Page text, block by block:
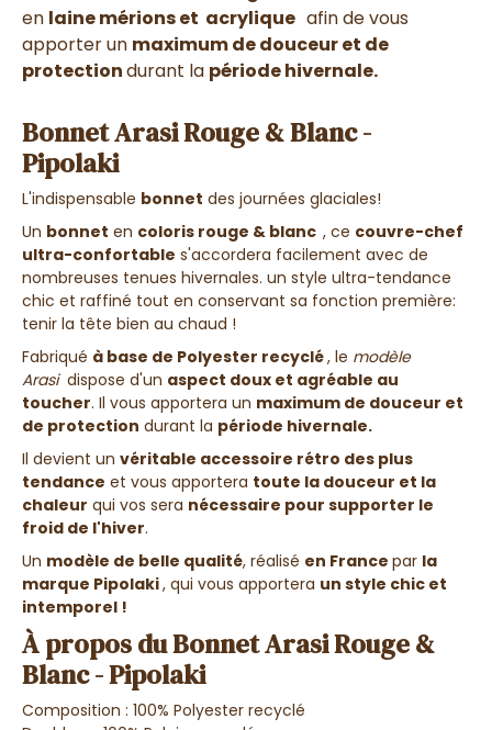
en laine mérions et acrylique afin de vous
apporter un maximum de douceur et de
protectiondurant la période hivernale.
Bonnet Arasi Rouge & Blanc -
Pipolaki
L'indispensable bonnet des journées glaciales!
Un bonnet en coloris rouge & blanc , ce couvre-chef
ultra-confortable s'accordera facilement avec de
nombreuses tenues hivernales. un style ultra-tendance
chic et raffiné tout en conservant sa fonction première:
tenir la tête bien au chaud !
Fabriqué à base de Polyester recyclé, le modèle
Arasi dispose d'un aspect doux et agréable au
toucher. Il vous apportera un maximum de douceur et
de protection durant la période hivernale.
Il devient un véritable accessoire rétro des plus
tendance et vous apportera toute la douceur et la
chaleur qui vos sera nécessaire pour supporter le
froid de l'hiver.
Un modèle de belle qualité, réalisé en France par la
marque Pipolaki, qui vous apportera un style chic et
intemporel !
À propos du Bonnet Arasi Rouge &
Blanc - Pipolaki
Composition : 100% Polyester recyclé